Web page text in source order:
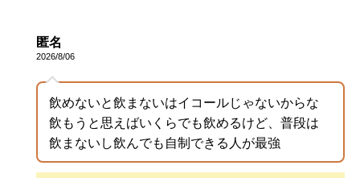
匿名
2026/8/06
飲めないと飲まないはイコールじゃないからな
飲もうと思えばいくらでも飲めるけど、普段は
飲まないし飲んでも自制できる人が最強